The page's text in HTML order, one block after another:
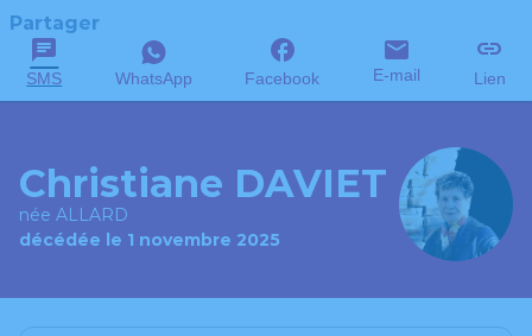
Partager
SMS WhatsApp Facebook E-mail Lien
Christiane DAVIET
née ALLARD
décédée le 1 novembre 2025